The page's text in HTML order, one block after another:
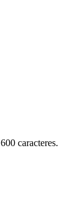
caracteres.